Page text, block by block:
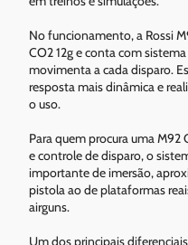
No funcionamento, a Rossi
CO2 12g e conta com
movimenta a cada disparo.
resposta mais dinâmica e
o uso.
Para quem procura uma
e controle de disparo, o
importante de imersão,
pistola ao de plataformas
airguns.